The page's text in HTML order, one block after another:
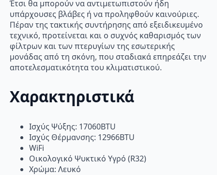
Έτσι θα μπορούν να αντιμετωπιστούν ήδη
υπάρχουσες βλάβες ή να προληφθούν καινούριες.
Πέραν της τακτικής συντήρησης από εξειδικευμένο
τεχνικό, προτείνεται και ο συχνός καθαρισμός των
φίλτρων και των πτερυγίων της εσωτερικής
μονάδας από τη σκόνη, που σταδιακά επηρεάζει την
αποτελεσματικότητα του κλιματιστικού.
Χαρακτηριστικά
Ισχύς Ψύξης: 17060BTU
Ισχύς Θέρμανσης: 12966BTU
WiFi
Οικολογικό Ψυκτικό Υγρό (R32)
Χρώμα: Λευκό